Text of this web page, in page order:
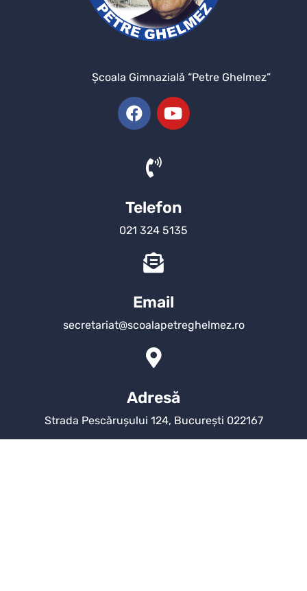
Şcoala Gimnazială “Petre Ghelmez”
Telefon
021 324 5135
Email
secretariat@scoalapetreghelmez.ro
Adresă
Strada Pescărușului 124, București 022167